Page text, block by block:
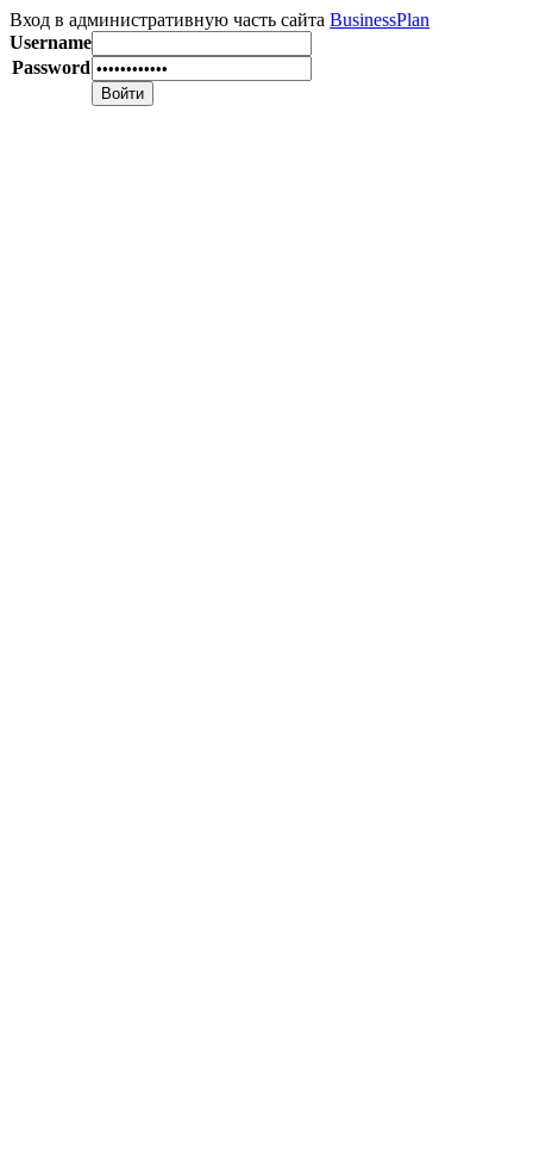
Вход в административную часть сайта BusinessPlan
Username
Password